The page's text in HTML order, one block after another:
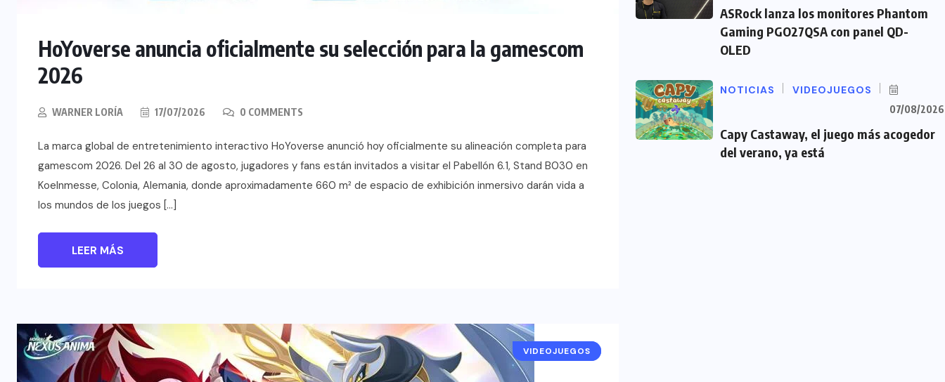
HoYoverse anuncia oficialmente su selección para la gamescom
2026
WARNER LORÍA 17/07/2026 0 COMMENTS
La marca global de entretenimiento interactivo HoYoverse anunció hoy oficialmente su alineación completa para
gamescom 2026. Del 26 al 30 de agosto, jugadores y fans están invitados a visitar el Pabellón 6.1, Stand B030 en
Koelnmesse, Colonia, Alemania, donde aproximadamente 660 m² de espacio de exhibición inmersivo darán vida a
los mundos de los juegos […]
LEER MÁS
NOTICIAS
VIDEOJUEGOS
ASRock lanza los monitores Phantom
Gaming PGO27QSA con panel QD-
OLED
NOTICIAS VIDEOJUEGOS
07/08/2026
Capy Castaway, el juego más acogedor
del verano, ya está